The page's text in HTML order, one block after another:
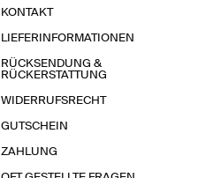
KONTAKT
LIEFERINFORMATIONEN
RÜCKSENDUNG &
RÜCKERSTATTUNG
WIDERRUFSRECHT
GUTSCHEIN
ZAHLUNG